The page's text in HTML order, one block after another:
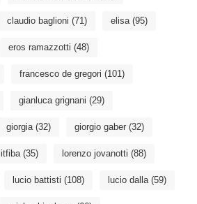
claudio baglioni (71) elisa(95)
eros ramazzotti (48)
francesco de gregori (101)
gianluca grignani (29)
giorgia(32) giorgio gaber(32)
litfiba(35) lorenzo jovanotti (88)
lucio battisti (108) lucio dalla(59)